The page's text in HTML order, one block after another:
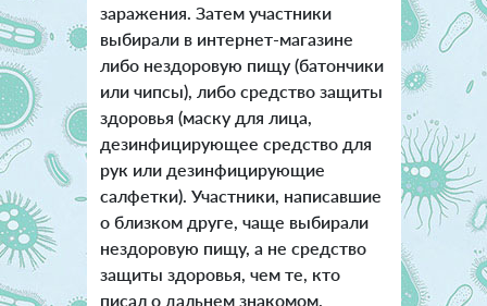
заражения. Затем участники
выбирали в интернет-магазине
либо нездоровую пищу (батончики
или чипсы), либо средство защиты
здоровья (маску для лица,
дезинфицирующее средство для
рук или дезинфицирующие
салфетки). Участники, написавшие
о близком друге, чаще выбирали
нездоровую пищу, а не средство
защиты здоровья, чем те, кто
писал о дальнем знакомом.